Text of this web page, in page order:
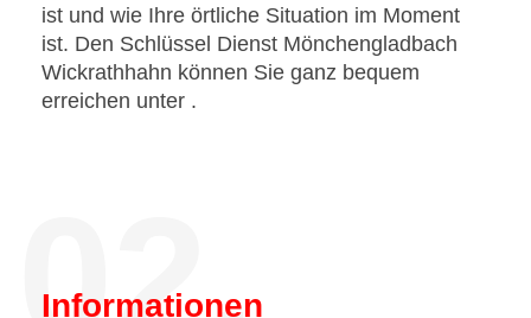
ist und wie Ihre örtliche Situation im Moment
ist. Den Schlüssel Dienst Mönchengladbach
Wickrathhahn können Sie ganz bequem
erreichen unter .
02.
Informationen